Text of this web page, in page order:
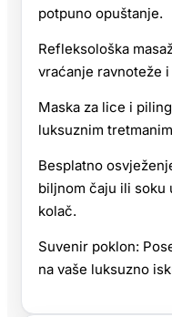
potpuno opuštanje.
Refleksološka
vraćanje ravnoteže
Maska za lice i
luksuznim
Besplatno
biljnom čaju ili soku
kolač.
Suvenir poklon:
na vaše luksuzno